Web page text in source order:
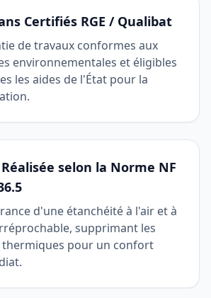
Certifiés RGE / Qualibat
de travaux conformes aux
environnementales et éligibles
les aides de l'État pour la
Réalisée selon la Norme NF
d'une étanchéité à l'air et à
supprimant les
pour un confort